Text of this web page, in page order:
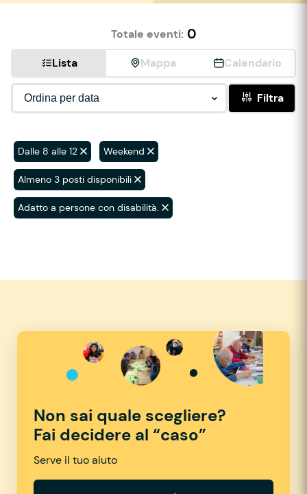
Totale eventi: 0
Lista Mappa Calendario
Filtra
Dalle 8 alle 12 Weekend
Almeno 3 posti disponibili
Adatto a persone con disabilità.
Non sai quale scegliere?
Fai decidere al “caso”
Serve il tuo aiuto